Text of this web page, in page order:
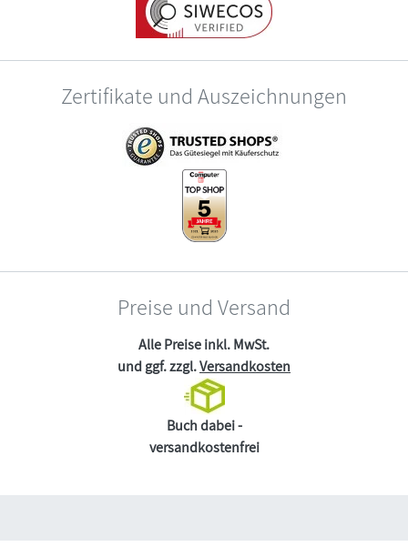
Zertifikate und Auszeichnungen
Preise und Versand
Alle Preise inkl. MwSt.
und ggf. zzgl.Versandkosten
Buch dabei -
versandkostenfrei